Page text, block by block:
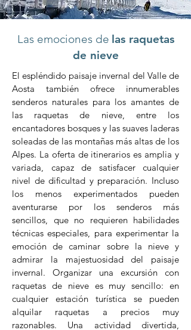
Las emociones de las raquetas
de nieve
El espléndido paisaje invernal del Valle de
Aosta también ofrece innumerables
senderos naturales para los amantes de
las raquetas de nieve, entre los
encantadores bosques y las suaves laderas
soleadas de las montañas más altas de los
Alpes. La oferta de itinerarios es amplia y
variada, capaz de satisfacer cualquier
nivel de dificultad y preparación. Incluso
los menos experimentados pueden
aventurarse por los senderos más
sencillos, que no requieren habilidades
técnicas especiales, para experimentar la
emoción de caminar sobre la nieve y
admirar la majestuosidad del paisaje
invernal. Organizar una excursión con
raquetas de nieve es muy sencillo: en
cualquier estación turística se pueden
alquilar raquetas a precios muy
razonables. Una actividad divertida,